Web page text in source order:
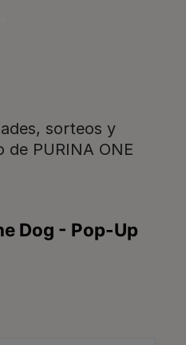
ahora
sorteos y
PURINA ONE